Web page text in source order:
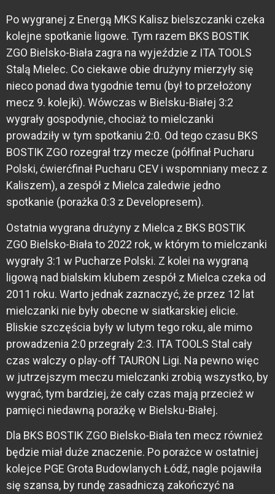
Po wygranej z Energą MKS Kalisz bielszczanki czeka
kolejne spotkanie ligowe. Tym razem BKS BOSTIK
ZGO Bielsko-Biała zagra na wyjeździe z ITA TOOLS
Stalą Mielec. Co ciekawe obie drużyny mierzyły się
nieco ponad dwa tygodnie temu (był to przełożony
mecz 9. kolejki). Wówczas w Bielsku-Białej 3:2
wygrały gospodynie, chociaż to mielczanki
prowadziły w tym spotkaniu 2:0. Od tego czasu BKS
BOSTIK ZGO rozegrał trzy mecze (półfinał Pucharu
Polski, ćwierćfinał Pucharu CEV i wspomniany mecz z
Kaliszem), a zespół z Mielca zaledwie jedno
spotkanie (porażka 0:3 z Developresem).
Ostatnia wygrana drużyny z Mielca z BKS BOSTIK
ZGO Bielsko-Biała to 2022 rok, w którym to mielczanki
wygrały 3:1 w Pucharze Polski. Z kolei na wygraną
ligową nad bialskim klubem zespół z Mielca czeka od
2011 roku. Warto jednak zaznaczyć, że przez 12 lat
mielczanki nie były obecne w siatkarskiej elicie.
Bliskie szczęścia były w lutym tego roku, ale mimo
prowadzenia 2:0 przegrały 2:3. ITA TOOLS Stal cały
czas walczy o play-off TAURON Ligi. Na pewno więc
w jutrzejszym meczu mielczanki zrobią wszystko, by
wygrać, tym bardziej, że cały czas mają przecież w
pamięci niedawną porażkę w Bielsku-Białej.
Dla BKS BOSTIK ZGO Bielsko-Biała ten mecz również
będzie miał duże znaczenie. Po porażce w ostatniej
kolejce PGE Grota Budowlanych Łódź, nagle pojawiła
się szansa, by rundę zasadniczą zakończyć na